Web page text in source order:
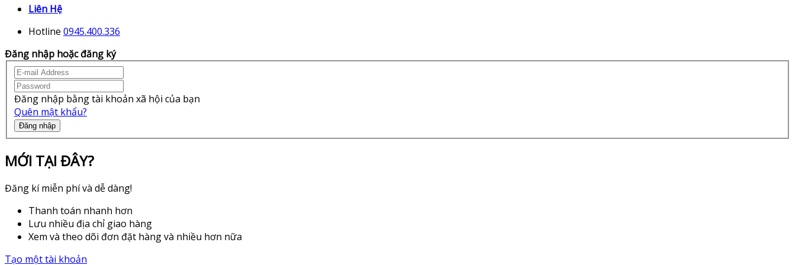
Liên Hệ
Hotline 0945.400.336
Đăng nhập hoặc đăng ký
Đăng nhập bằng tài khoản xã hội của bạn
Quên mật khẩu?
Đăng nhập
MỚI TẠI ĐÂY?
Đăng kí miễn phí và dễ dàng!
Thanh toán nhanh hơn
Lưu nhiều địa chỉ giao hàng
Xem và theo dõi đơn đặt hàng và nhiều hơn nữa
Tạo một tài khoản